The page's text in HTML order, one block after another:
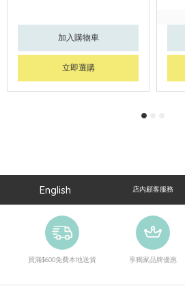
加入購物車
立即選購
English 店內顧客服務
買滿$600免費本地送貨 享獨家品牌優惠